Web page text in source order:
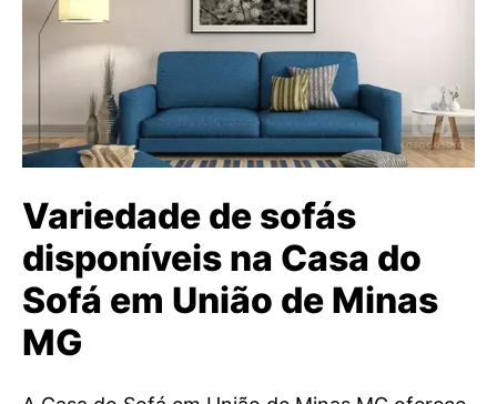
Variedade de sofás
disponíveis na Casa do
Sofá em União de Minas
MG